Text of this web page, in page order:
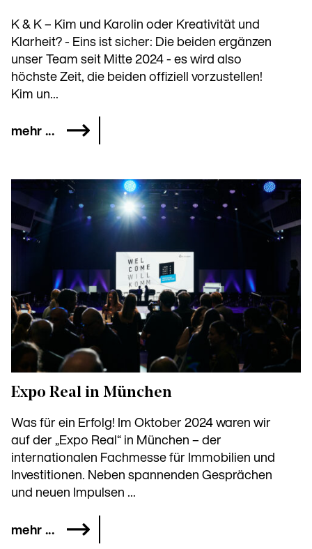
K & K – Kim und Karolin oder Kreativität und
Klarheit? - Eins ist sicher: Die beiden ergänzen
unser Team seit Mitte 2024 - es wird also
höchste Zeit, die beiden offiziell vorzustellen!
Kim un...
mehr ...
Expo Real in München
Was für ein Erfolg! Im Oktober 2024 waren wir
auf der „Expo Real“ in München – der
internationalen Fachmesse für Immobilien und
Investitionen. Neben spannenden Gesprächen
und neuen Impulsen ...
mehr ...